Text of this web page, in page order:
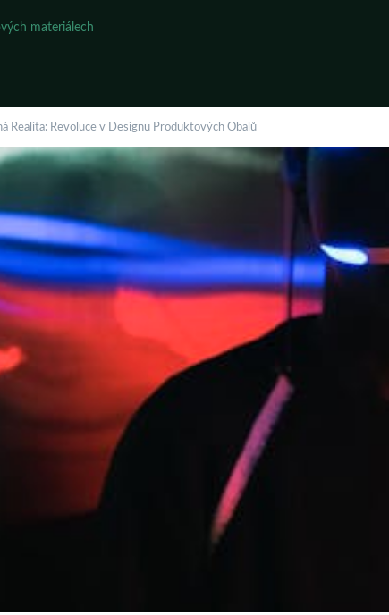
materiálech
Realita: Revoluce v Designu Produktových Obalů